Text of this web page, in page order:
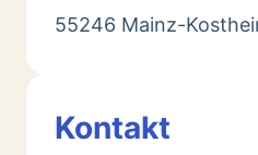
55246 Mainz-
Kontakt